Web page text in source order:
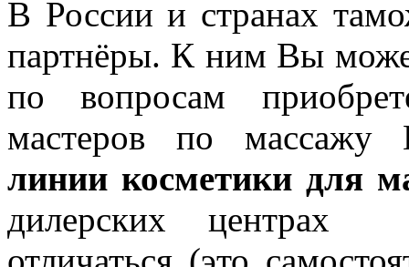
В России и странах
партнёры. К ним Вы
по вопросам
мастеров по
линии косметики для
дилерских центрах